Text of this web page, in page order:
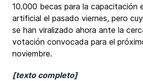
10.000 becas para la capacitación
artificial el pasado viernes, pero
se han viralizado ahora ante la
votación convocada para el
noviembre.
[texto completo]